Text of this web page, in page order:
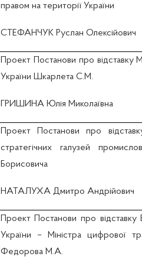
правом на території України
СТЕФАНЧУК Руслан Олексійович
Проект Постанови про відставку
України Шкарлета С.М.
ГРИШИНА Юлія Миколаївна
Проект Постанови про
стратегічних галузей
Борисовича
НАТАЛУХА Дмитро Андрійович
Проект Постанови про відставку
України – Міністра цифрової
Федорова М.А.